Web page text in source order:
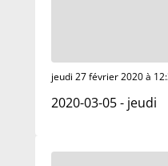
jeudi 27 février 2020 à
2020-03-05 - jeudi